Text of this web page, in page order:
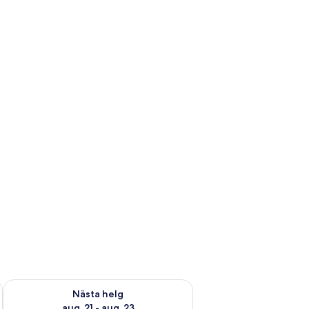
aug. 14 - aug. 16
Nästa helg
Kontrollera tillgängligheten för nästa helg aug. 21 - aug. 23